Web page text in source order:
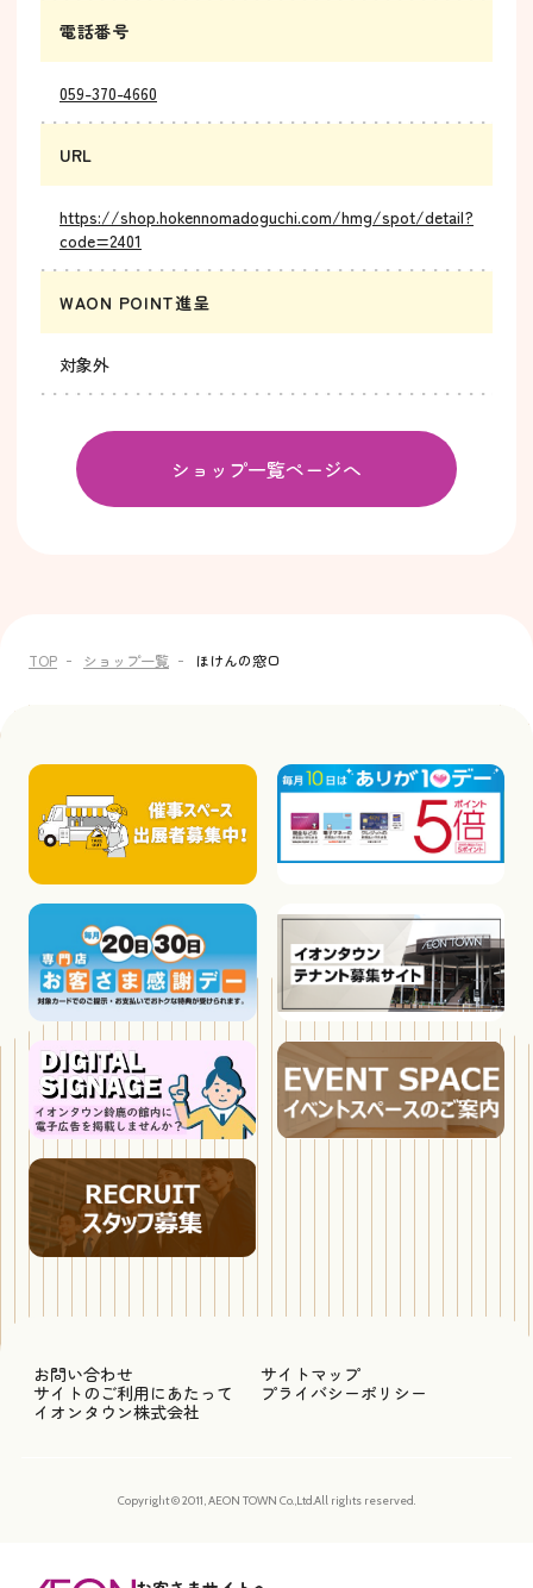
電話番号
059-370-4660
URL
https://shop.hokennomadoguchi.com/hmg/spot/detail?
code=2401
WAON POINT進呈
対象外
ショップ一覧ページへ
TOP ショップ一覧 ほけんの窓口
お問い合わせ
サイトマップ
サイトのご利用にあたって
プライバシーポリシー
イオンタウン株式会社
Copyright © 2011, AEON TOWN Co.,Ltd.All rights reserved.